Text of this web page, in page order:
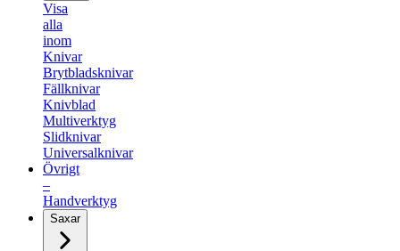
Visa
alla
inom
Knivar
Brytbladsknivar
Fällknivar
Knivblad
Multiverktyg
Slidknivar
Universalknivar
Övrigt
–
Handverktyg
Saxar